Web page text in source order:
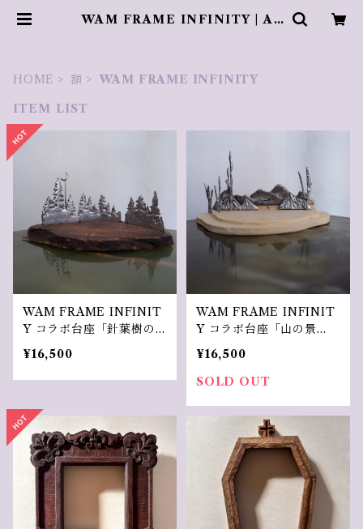
WAM FRAME INFINITY | Az
HOME 額
WAM FRAME INFINITY
ITEM LIST
WAM FRAME INFINIT
Y コラボ台座「針葉樹の
景色」
¥16,500
WAM FRAME INFINIT
Y コラボ台座「山の景
色」
¥16,500
SOLD OUT